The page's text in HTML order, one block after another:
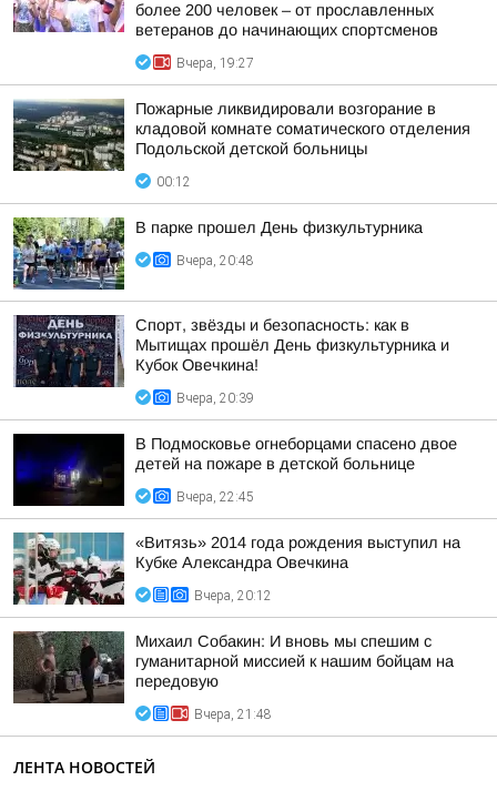
более 200 человек – от прославленных
ветеранов до начинающих спортсменов
Вчера, 19:27
Пожарные ликвидировали возгорание в
кладовой комнате соматического отделения
Подольской детской больницы
00:12
В парке прошел День физкультурника
Вчера, 20:48
Спорт, звёзды и безопасность: как в
Мытищах прошёл День физкультурника и
Кубок Овечкина!
Вчера, 20:39
В Подмосковье огнеборцами спасено двое
детей на пожаре в детской больнице
Вчера, 22:45
«Витязь» 2014 года рождения выступил на
Кубке Александра Овечкина
Вчера, 20:12
Михаил Собакин: И вновь мы спешим с
гуманитарной миссией к нашим бойцам на
передовую
Вчера, 21:48
ЛЕНТА НОВОСТЕЙ